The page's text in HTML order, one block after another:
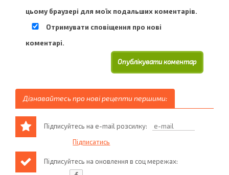
цьому браузері для моїх подальших коментарів.
Отримувати сповіщення про нові
коментарі.
Дізнавайтесь про нові рецепти першими:
Підписуйтесь на e-mail розсилку:
Підписуйтесь на оновлення в соц мережах: